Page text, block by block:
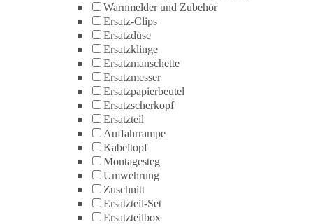
Warnmelder und Zubehör
Ersatz-Clips
Ersatzdüse
Ersatzklinge
Ersatzmanschette
Ersatzmesser
Ersatzpapierbeutel
Ersatzscherkopf
Ersatzteil
Auffahrrampe
Kabeltopf
Montagesteg
Umwehrung
Zuschnitt
Ersatzteil-Set
Ersatzteilbox